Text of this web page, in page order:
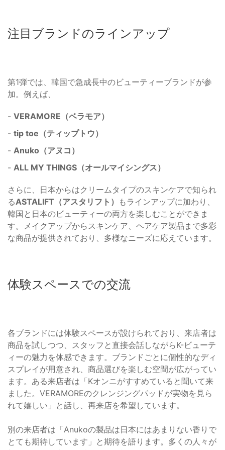
注目ブランドのラインアップ
第1弾では、韓国で急成長中のビューティーブランドが参
加。例えば、
- VERAMORE（ベラモア）
- tip toe（ティップトウ）
- Anuko（アヌコ）
- ALL MY THINGS（オールマイシングス）
さらに、日本からはクリームタイプのスキンケアで知られ
るASTALIFT（アスタリフト） もラインアップに加わり、
韓国と日本のビューティーの両方を楽しむことができま
す。メイクアップからスキンケア、ヘアケア製品まで多彩
な商品が提供されており、多様なニーズに応えています。
体験スペースでの交流
各ブランドには体験スペースが設けられており、来店者は
商品を試しつつ、スタッフと直接会話しながらK-ビューテ
ィーの魅力を体感できます。ブランドごとに個性的なディ
スプレイが用意され、商品選びを楽しむ空間が広がってい
ます。ある来店者は「Kオンニがすすめていると聞いて来
ました。VERAMOREのクレンジングパッドが実物を見ら
れて嬉しい」と話し、再来店を希望しています。
別の来店者は「Anukoの製品は日本にはあまりない香りで
とても期待しています」と期待を語ります。多くの人々が